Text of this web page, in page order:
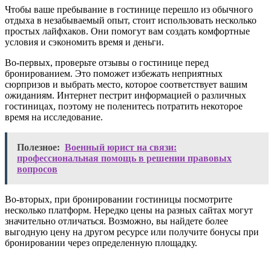
Чтобы ваше пребывание в гостинице перешло из обычного
отдыха в незабываемый опыт, стоит использовать несколько
простых лайфхаков. Они помогут вам создать комфортные
условия и сэкономить время и деньги.
Во-первых, проверьте отзывы о гостинице перед
бронированием. Это поможет избежать неприятных
сюрпризов и выбрать место, которое соответствует вашим
ожиданиям. Интернет пестрит информацией о различных
гостиницах, поэтому не поленитесь потратить некоторое
время на исследование.
Полезное: Военный юрист на связи:
профессиональная помощь в решении правовых
вопросов
Во-вторых, при бронировании гостиницы посмотрите
несколько платформ. Нередко цены на разных сайтах могут
значительно отличаться. Возможно, вы найдете более
выгодную цену на другом ресурсе или получите бонусы при
бронировании через определенную площадку.